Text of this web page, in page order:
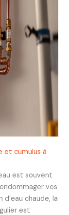
et cumulus à
est souvent
vos
chaude, la
est